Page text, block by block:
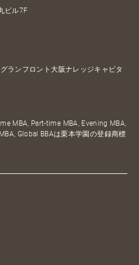
ビル7F
ランフロント大阪ナレッジキャピタ
MBA, Part-time MBA, Evening MBA,
Global BBAは栗本学園の登録商標